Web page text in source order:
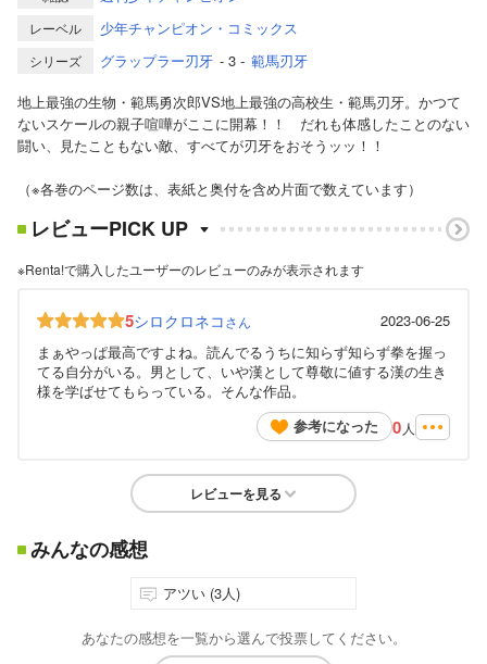
レーベル 少年チャンピオン・コミックス
シリーズ グラップラー刃牙 - 3 - 範馬刃牙
地上最強の生物・範馬勇次郎VS地上最強の高校生・範馬刃牙。かつて
ないスケールの親子喧嘩がここに開幕！！ だれも体感したことのない
闘い、見たこともない敵、すべてが刃牙をおそうッッ！！
（※各巻のページ数は、表紙と奥付を含め片面で数えています）
レビューPICK UP
※Renta!で購入したユーザーのレビューのみが表示されます
5シロクロネコさん
2023-06-25
まぁやっぱ最高ですよね。読んでるうちに知らず知らず拳を握っ
てる自分がいる。男として、いや漢として尊敬に値する漢の生き
様を学ばせてもらっている。そんな作品。
参考になった
0 人
レビューを見る
みんなの感想
アツい (3人)
あなたの感想を一覧から選んで投票してください。